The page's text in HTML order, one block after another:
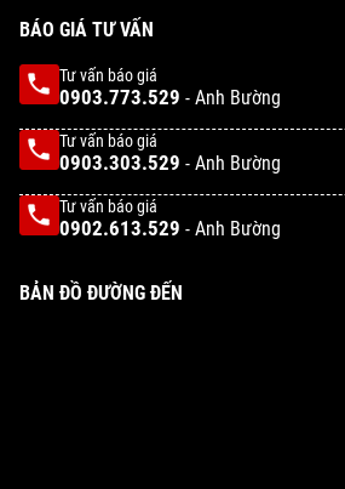
BÁO GIÁ TƯ VẤN
Tư vấn báo giá
0903.773.529 - Anh Bường
Tư vấn báo giá
0903.303.529 - Anh Bường
Tư vấn báo giá
0902.613.529 - Anh Bường
BẢN ĐỒ ĐƯỜNG ĐẾN